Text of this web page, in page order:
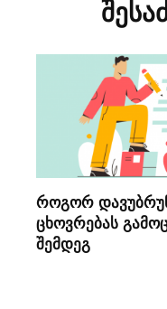
როგორ
ცხოვრებას
შემდეგ